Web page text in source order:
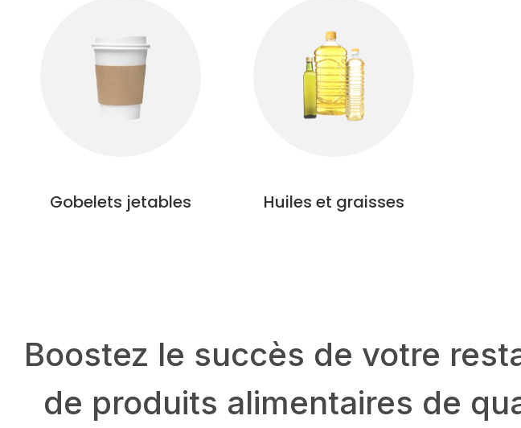
Gobelets jetables Huiles et graisses
Boostez le succès de votre
de produits alimentaires de